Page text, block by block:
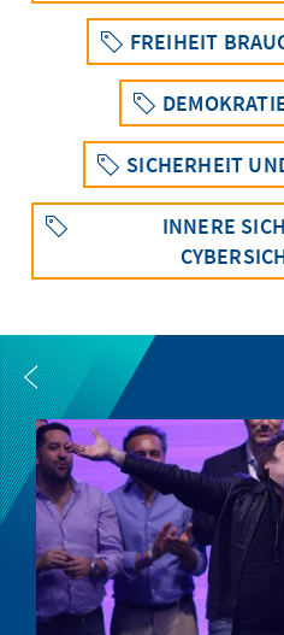
FREIHEIT
SICHERHEIT
INNERE